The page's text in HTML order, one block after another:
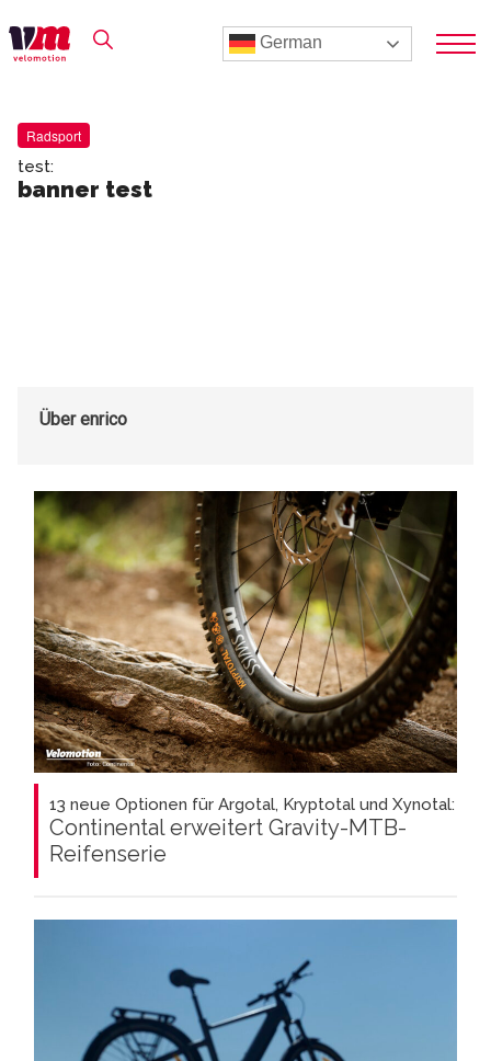
German
Radsport
test:
banner test
Überenrico
13 neue Optionen für Argotal, Kryptotal und Xynotal:
Continental erweitert Gravity-MTB-
Reifenserie